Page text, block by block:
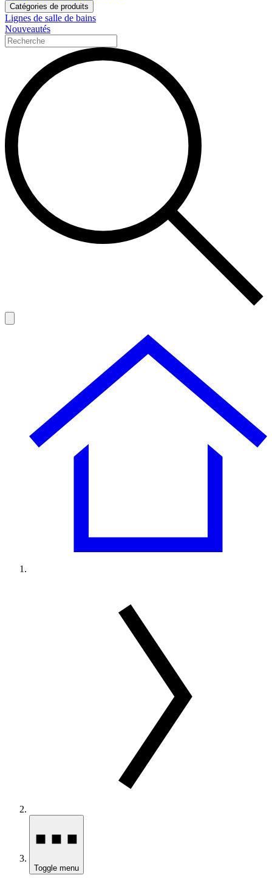
Catégories de produits
Lignes de salle de bains
Nouveautés
Toggle menu